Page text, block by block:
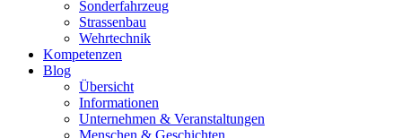
Sonderfahrzeug
Strassenbau
Wehrtechnik
Kompetenzen
Blog
Übersicht
Informationen
Unternehmen & Veranstaltungen
Menschen & Geschichten